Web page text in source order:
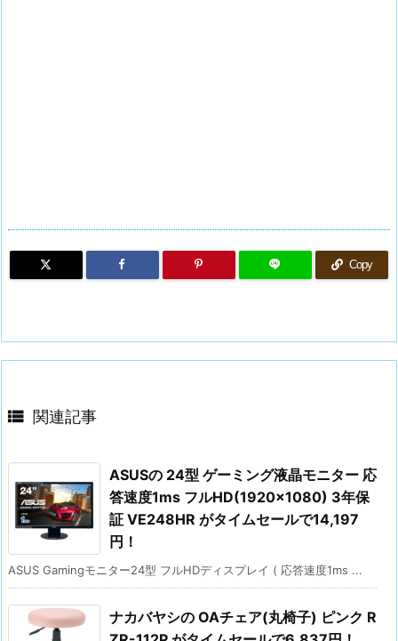
Copy
 関連記事
ASUSの 24型 ゲーミング液晶モニター 応
答速度1ms フルHD(1920×1080) 3年保
証 VE248HR がタイムセールで14,197
円！
ASUS Gamingモニター24型 フルHDディスプレイ ( 応答速度1ms ...
ナカバヤシの OAチェア(丸椅子) ピンク R